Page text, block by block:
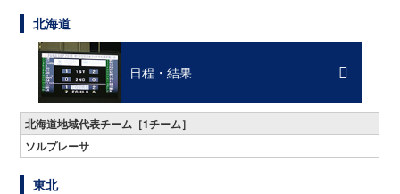
北海道
日程・結果
北海道地域代表チーム［1チーム］
ソルプレーサ
東北